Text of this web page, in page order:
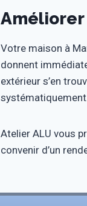
Améliorer
Votre maison à
donnent
extérieur s’en
Atelier ALU vous
convenir d’un